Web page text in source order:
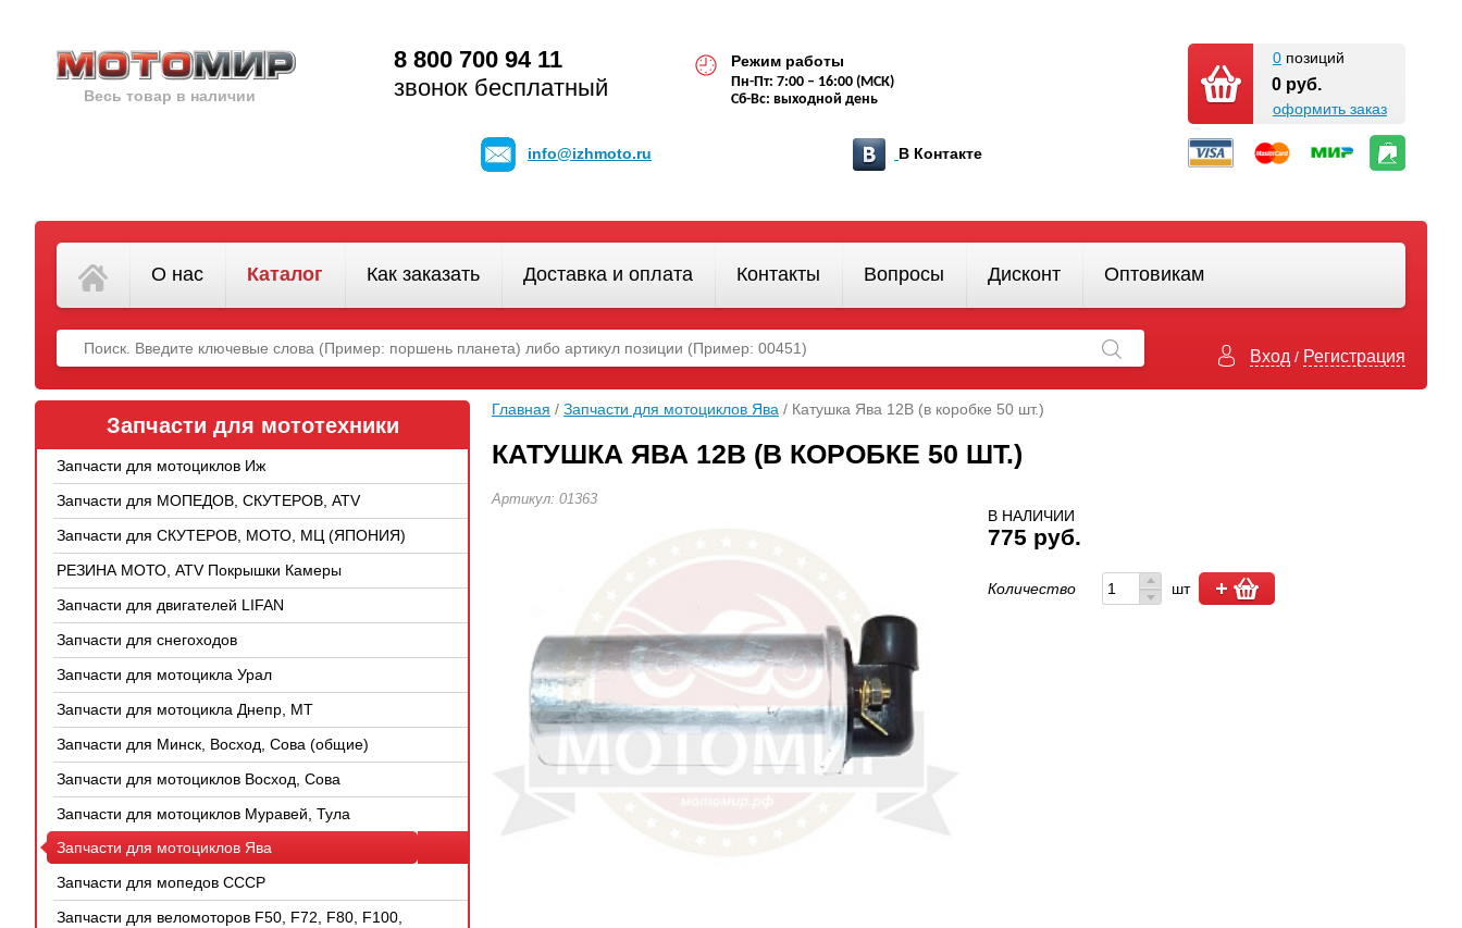
Весь товар в наличии
8 800 700 94 11
звонок бесплатный
Режим работы
Пн-Пт: 7:00 – 16:00 (МСК)
Сб-Вс: выходной день
0 позиций
0 руб.
оформить заказ
info@izhmoto.ru В Контакте
О нас Каталог Как заказать Доставка и оплата Контакты Вопросы Дисконт Оптовикам
Вход / Регистрация
Запчасти для мототехники
Запчасти для мотоциклов Иж
Запчасти для МОПЕДОВ, СКУТЕРОВ, ATV
(КИТАЙ)
Запчасти для СКУТЕРОВ, МОТО, МЦ (ЯПОНИЯ)
РЕЗИНА МОТО, ATV Покрышки Камеры
Запчасти для двигателей LIFAN
Запчасти для снегоходов
Запчасти для мотоцикла Урал
Запчасти для мотоцикла Днепр, МТ
Запчасти для Минск, Восход, Сова (общие)
Запчасти для мотоциклов Восход, Сова
Запчасти для мотоциклов Муравей, Тула
Запчасти для мотоциклов Ява
Запчасти для мопедов СССР
Запчасти для веломоторов F50, F72, F80, F100,
Главная / Запчасти для мотоциклов Ява / Катушка Ява 12В (в коробке 50 шт.)
КАТУШКА ЯВА 12В (В КОРОБКЕ 50 ШТ.)
Артикул: 01363
В НАЛИЧИИ
775 руб.
Количество шт